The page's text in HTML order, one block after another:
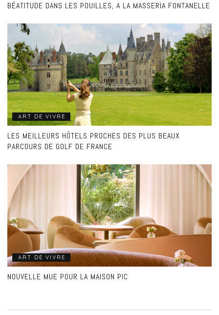
BÉATITUDE DANS LES POUILLES, A LA MASSERIA FONTANELLE
ART DE VIVRE
LES MEILLEURS HÔTELS PROCHES DES PLUS BEAUX
PARCOURS DE GOLF DE FRANCE
ART DE VIVRE
NOUVELLE MUE POUR LA MAISON PIC